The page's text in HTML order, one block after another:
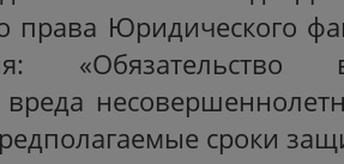
права Юридического
сроки